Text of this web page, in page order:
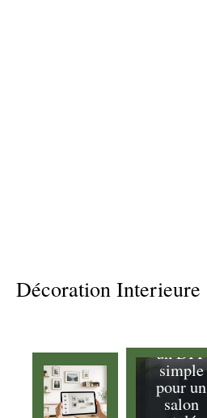
Décoration Interieure
Meuble
un DIY
simple
pour un
salon